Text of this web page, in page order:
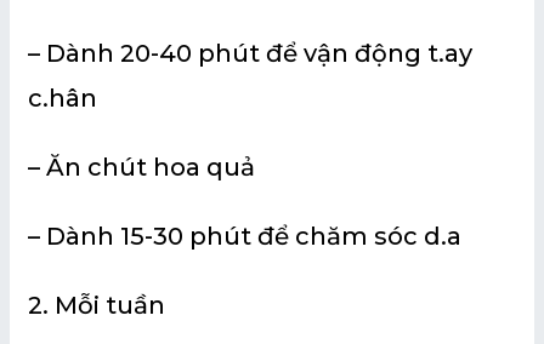
– Dành 20-40 phút để vận động t.ay
c.hân
– Ăn chút hoa quả
– Dành 15-30 phút để chăm sóc d.a
2. Mỗi tuần